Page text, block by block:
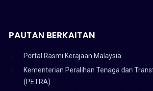
PAUTAN BERKAITAN
Portal Rasmi Kerajaan Malaysia
Kementerian Peralihan Tenaga dan
(PETRA)